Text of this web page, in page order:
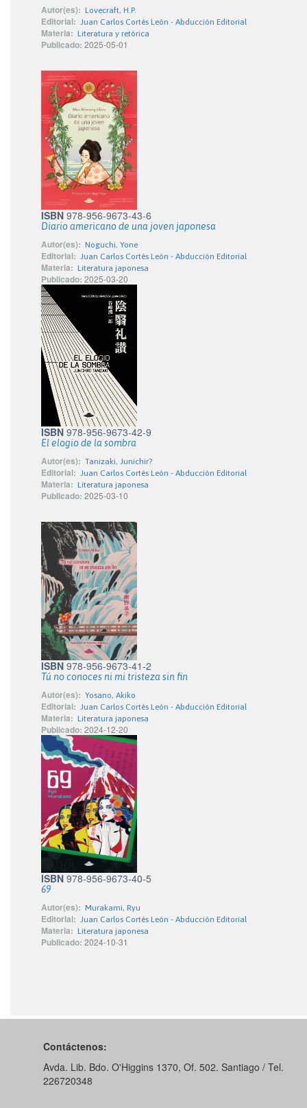
Autor(es): Lovecraft, H.P.
Editorial: Juan Carlos Cortés León - Abducción Editorial
Materia: Literatura y retórica
Publicado: 2025-05-01
ISBN 978-956-9673-43-6
Diario americano de una joven japonesa
Autor(es): Noguchi, Yone
Editorial: Juan Carlos Cortés León - Abducción Editorial
Materia: Literatura japonesa
Publicado: 2025-03-20
ISBN 978-956-9673-42-9
El elogio de la sombra
Autor(es): Tanizaki, Junichir?
Editorial: Juan Carlos Cortés León - Abducción Editorial
Materia: Literatura japonesa
Publicado: 2025-03-10
ISBN 978-956-9673-41-2
Tú no conoces ni mi tristeza sin fin
Autor(es): Yosano, Akiko
Editorial: Juan Carlos Cortés León - Abducción Editorial
Materia: Literatura japonesa
Publicado: 2024-12-20
ISBN 978-956-9673-40-5
69
Autor(es): Murakami, Ryu
Editorial: Juan Carlos Cortés León - Abducción Editorial
Materia: Literatura japonesa
Publicado: 2024-10-31
Contáctenos:
Avda. Lib. Bdo. O'Higgins 1370, Of. 502. Santiago / Tel.
226720348